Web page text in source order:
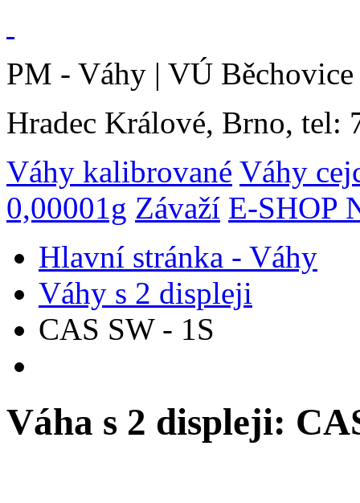
PM - Váhy | VÚ Běchovice
Hradec Králové, Brno, tel:
Váhy kalibrované Váhy
0,00001g Závaží E-SHOP
Hlavní stránka - Váhy
Váhy s 2 displeji
CAS SW - 1S
Váha s 2 displeji: